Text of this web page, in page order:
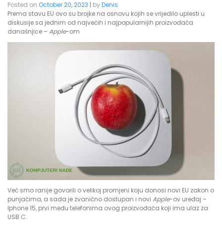
Posted on October 20, 2023 | byDenis
Prema stavu EU ovo su brojke na osnovu kojih se vrijedilo uplesti u
diskusije sa jednim od najvećih i najpopularnijih proizvođača
današnjice –Apple-om
Već smo ranije govorili o velikoj promjeni koju donosi novi EU zakon o
punjačima, a sada je zvanično dostupan i novi Apple-ov uređaj –
Iphone 15, prvi među telefonima ovog proizvođača koji ima ulaz za
USB C.